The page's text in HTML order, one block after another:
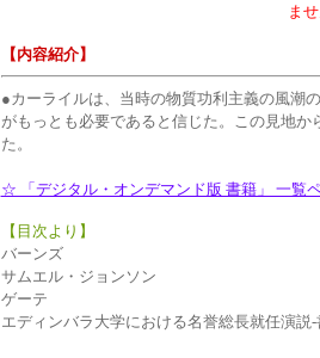
ま
【内容紹介】
●カーライルは、当時の物質功利主義の風潮
がもっとも必要であると信じた。この見地
た。
☆ 「デジタル・オンデマンド版 書籍」 一覧
【目次より】
バーンズ
サムエル・ジョンソン
ゲーテ
エディンバラ大学における名誉総長就任演説